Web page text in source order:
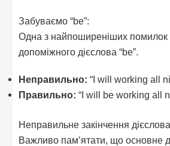
Забуваємо “be”:
Одна з найпоширеніших помилок
допоміжного дієслова “be”.
Неправильно: “I will working all
Правильно: “I will be working all
Неправильне закінчення
Важливо пам’ятати, що основне